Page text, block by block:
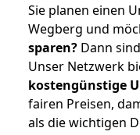
Sie planen einen
Wegberg und
sparen? Dann
Unser Netzwerk
kostengünstige
fairen Preisen,
als die wichtigen